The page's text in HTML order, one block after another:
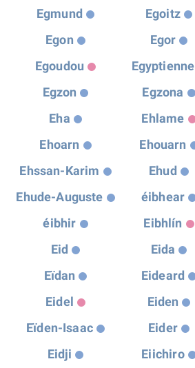
Egmund
Egoitz
Egon
Egor
Egoudou
Egyptienne
Egzon
Egzona
Eha
Ehlame
Ehoarn
Ehouarn
Ehssan-Karim
Ehud
Ehude-Auguste
éibhear
éibhir
Eibhlín
Eid
Eida
Eïdan
Eideard
Eidel
Eiden
Eïden-Isaac
Eider
Eidji
Eiichiro